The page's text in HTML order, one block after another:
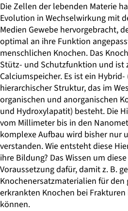
Die Zellen der lebenden Materie
Evolution in Wechselwirkung mit
Medien Gewebe hervorgebracht,
optimal an ihre Funktion
menschlichen Knochen. Das
Stütz- und Schutzfunktion und ist
Calciumspeicher. Es ist ein
hierarchischer Struktur, das im
organischen und anorganischen
und Hydroxylapatit) besteht. Die
vom Millimeter bis in den
komplexe Aufbau wird bisher nur
verstanden. Wie entsteht diese
ihre Bildung? Das Wissen um
Voraussetzung dafür, damit z. B.
Knochenersatzmaterialien für den
erkrankten Knochen bei
können.